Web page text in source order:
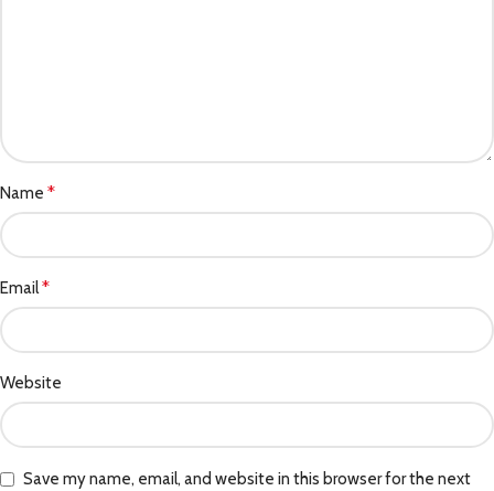
Name *
Email*
Website
Save my name, email, and website in this browser for the next